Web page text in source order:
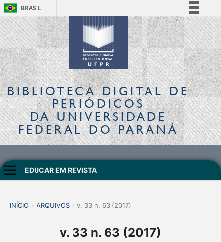
BRASIL
Simplifique!
Comunica BR
Participe
Acesso à informação
Legislação
Canais
BIBLIOTECA DIGITALDE
PERIÓDICOS
DA UNIVERSIDADE
FEDERAL DO PARANÁ
EDUCAR EM REVISTA
INÍCIO / ARQUIVOS / v. 33 n. 63 (2017)
v. 33 n. 63 (2017)